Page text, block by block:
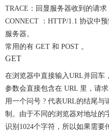
TRACE：回显服务器收到的请求
CONNECT ：HTTP/1.1 协议中
服务器。
常用的有 GET 和 POST 。
GET
在浏览器中直接输入URL并回车
参数会直接包含在 URL 里，请
用一个问号 ? 代表URL的结尾与
制。由于不同的浏览器对地址的
识别1024个字符，所以如果需要